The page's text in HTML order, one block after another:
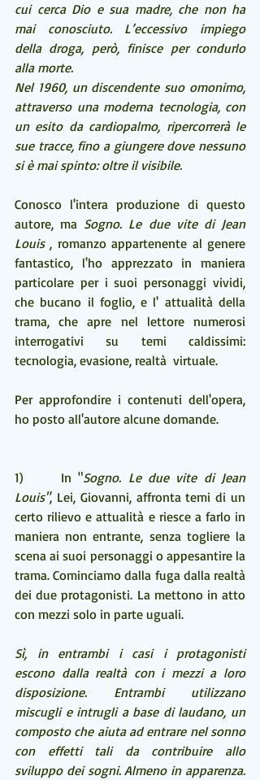
cui cerca Dio e sua madre, che non ha
mai conosciuto. L’eccessivo impiego
della droga, però, finisce per condurlo
alla morte.
Nel 1960, un discendente suo omonimo,
attraverso una moderna tecnologia, con
un esito da cardiopalmo, ripercorrerà le
sue tracce, fino a giungere dove nessuno
si è mai spinto: oltre il visibile.
Conosco l'intera produzione di questo
autore, ma Sogno. Le due vite di Jean
Louis , romanzo appartenente al genere
fantastico, l'ho apprezzato in maniera
particolare per i suoi personaggi vividi,
che bucano il foglio, e l' attualità della
trama, che apre nel lettore numerosi
interrogativi su temi caldissimi:
tecnologia, evasione, realtà  virtuale.
Per approfondire i contenuti dell'opera,
ho posto all'autore alcune domande.
1)     In "Sogno. Le due vite di Jean
Louis", Lei, Giovanni, affronta temi di un
certo rilievo e attualità e riesce a farlo in
maniera non entrante, senza togliere la
scena ai suoi personaggi o appesantire la
trama. Cominciamo dalla fuga dalla realtà
dei due protagonisti. La mettono in atto
con mezzi solo in parte uguali.
Sì, in entrambi i casi i protagonisti
escono dalla realtà con i mezzi a loro
disposizione. Entrambi utilizzano
miscugli e intrugli a base di laudano, un
composto che aiuta ad entrare nel sonno
con effetti tali da contribuire allo
sviluppo dei sogni. Almeno in apparenza.